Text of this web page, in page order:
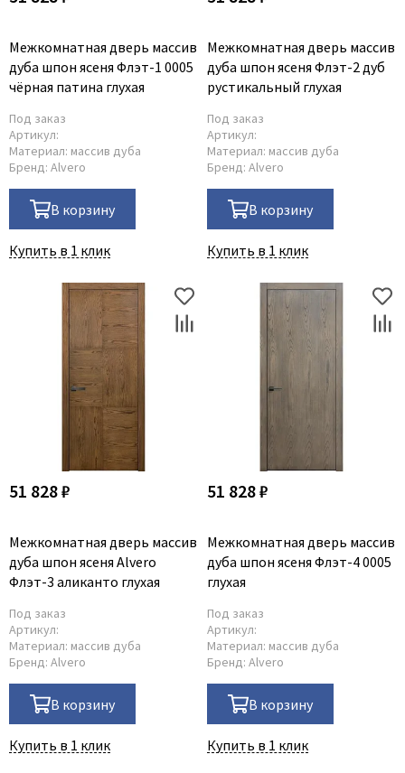
AGB
Albero
Alvero
Archie
Armadillo
Aurum Doors
Belwooddoors
Brandoors
Bussare
Comaglio
El Porta
Fimet
Fratelli Cattini
GlassTur
Griffwerk
HSU
Kapelli
Krona Koblenz
Межкомнатная дверь массив
дуба шпон ясеня Флэт-1 0005
чёрная патина глухая
Под заказ
Артикул:
Материал: массив дуба
Бренд: Alvero
В корзину
Купить в 1 клик
Межкомнатная дверь массив
дуба шпон ясеня Флэт-2 дуб
рустикальный глухая
Под заказ
Артикул:
Материал: массив дуба
Бренд: Alvero
В корзину
Купить в 1 клик
51 828 ₽
Межкомнатная дверь массив
дуба шпон ясеня Alvero
Флэт-3 аликанто глухая
Под заказ
Артикул:
Материал: массив дуба
Бренд: Alvero
В корзину
Купить в 1 клик
51 828 ₽
Межкомнатная дверь массив
дуба шпон ясеня Флэт-4 0005
глухая
Под заказ
Артикул:
Материал: массив дуба
Бренд: Alvero
В корзину
Купить в 1 клик